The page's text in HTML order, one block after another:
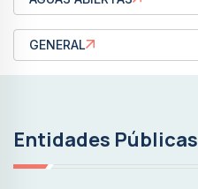
GENERAL
Entidades Públicas